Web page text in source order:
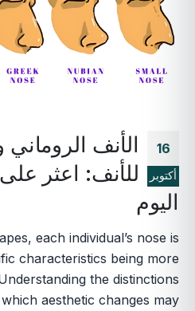
16
أكتوبر
للأنف: اعثر
اليوم
each individual’s nose is
characteristics being more
the distinctions
aesthetic changes may